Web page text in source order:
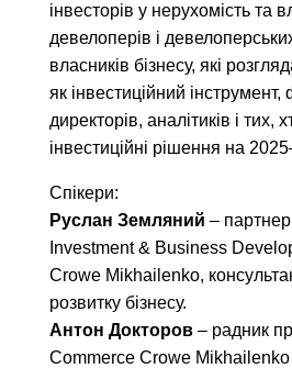
інвесторів у нерухомість та
девелоперів і
власників бізнесу, які
як інвестиційний інструмент,
директорів, аналітиків і тих,
інвестиційні рішення на
Спікери:
Руслан Земляний –
Investment & Business
Crowe Mikhailenko,
розвитку бізнесу.
Антон Докторов– радник
Commerce Crowe Mikhailenko